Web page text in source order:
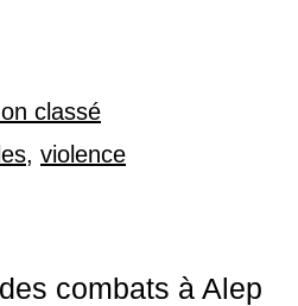
classé
, violence
combats à Alep